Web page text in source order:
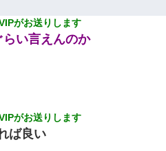
ムで盛り上がってさぁ寝よう！
…彼「ちょっと待ってて」→勢い
れた。Aはヘラヘラと部屋に入っ
がお送りします
い言えんのか
がお送りします
ば良い